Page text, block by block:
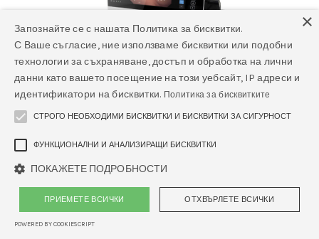
Ветеринарен видео гастроскоп
Aohua 6028R-Vet 6*1500mm x 2.8mm
×
Запознайте се с нашата Политика за бисквитки.
С Ваше съгласие, ние използваме бисквитки или подобни
технологии за съхраняване, достъп и обработка на лични
данни като вашето посещение на този уебсайт, IP адреси и
идентификатори на бисквитки. Политика за бисквитките
СТРОГО НЕОБХОДИМИ БИСКВИТКИ И БИСКВИТКИ ЗА СИГУРНОСТ
ФУНКЦИОНАЛНИ И АНАЛИЗИРАЩИ БИСКВИТКИ
ПОКАЖЕТЕ ПОДРОБНОСТИ
ПРИЕМЕТЕ ВСИЧКИ ОТХВЪРЛЕТЕ ВСИЧКИ
POWERED BY COOKIESCRIPT